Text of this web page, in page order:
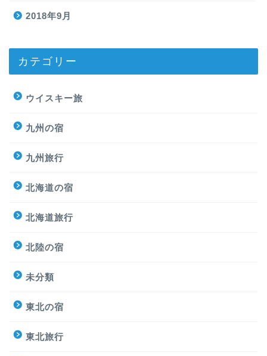
2018年9月
カテゴリー
ウイスキー旅
九州の宿
九州旅行
北海道の宿
北海道旅行
北陸の宿
未分類
東北の宿
東北旅行